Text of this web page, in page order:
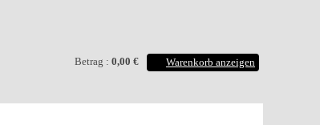
Betrag : 0,00 € Warenkorb anzeigen